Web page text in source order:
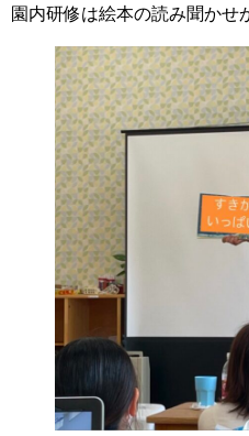
園内研修は絵本の読み聞かせ